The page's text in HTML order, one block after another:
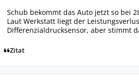
Schub bekommt das Auto jetzt so bei
Laut Werkstatt liegt der
Differenzialdrucksensor, aber stimmt
Zitat